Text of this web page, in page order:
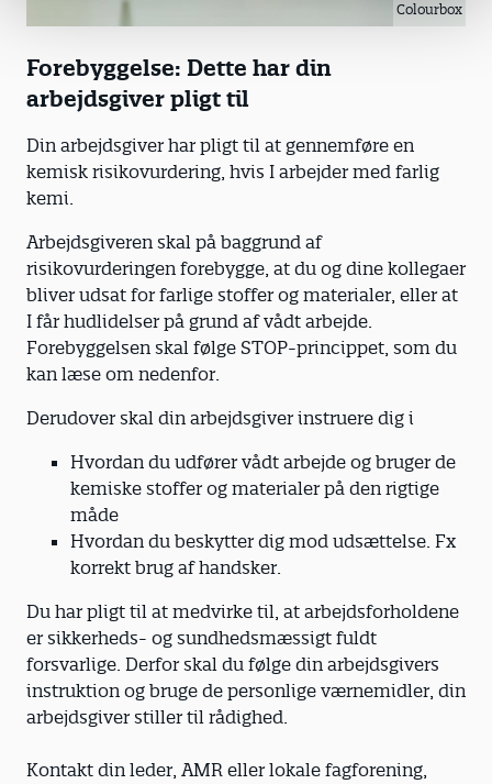
Colourbox
Forebyggelse: Dette har din
arbejdsgiver pligt til
Din arbejdsgiver har pligt til at gennemføre en
kemisk risikovurdering, hvis I arbejder med farlig
kemi.
Arbejdsgiveren skal på baggrund af
risikovurderingen forebygge, at du og dine kollegaer
bliver udsat for farlige stoffer og materialer, eller at
I får hudlidelser på grund af vådt arbejde.
Forebyggelsen skal følge STOP-princippet, som du
kan læse om nedenfor.
Derudover skal din arbejdsgiver instruere dig i
Hvordan du udfører vådt arbejde og bruger de
kemiske stoffer og materialer på den rigtige
måde
Hvordan du beskytter dig mod udsættelse. Fx
korrekt brug af handsker.
Du har pligt til at medvirke til, at arbejdsforholdene
er sikkerheds- og sundhedsmæssigt fuldt
forsvarlige. Derfor skal du følge din arbejdsgivers
instruktion og bruge de personlige værnemidler, din
arbejdsgiver stiller til rådighed.
Kontakt din leder, AMR eller lokale fagforening,